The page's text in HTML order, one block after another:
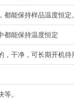
都能保持样品温度恒定
都能保持温度恒定
，干净，可长期开机待
。